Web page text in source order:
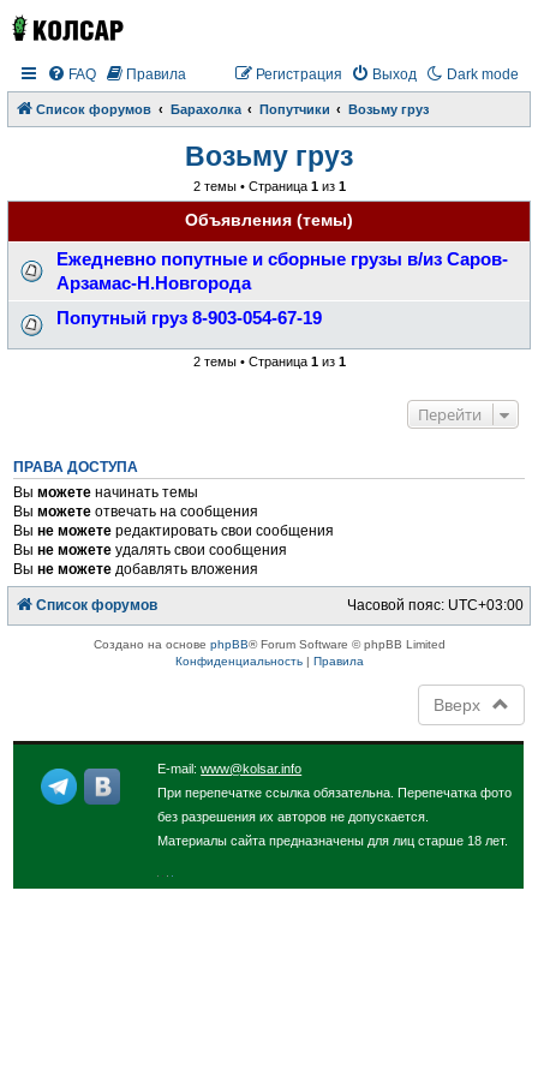
Dark mode
FAQ Правила Выход
Регистрация
Список форумов Барахолка Попутчики Возьму груз
Возьму груз
2 темы • Страница 1из 1
Объявления (темы)
Ежедневно попутные и сборные грузы в/из Саров-
Арзамас-Н.Новгорода
Попутный груз 8-903-054-67-19
2 темы • Страница 1из 1
Перейти
ПРАВА ДОСТУПА
Выможете начинать темы
Выможете отвечать на сообщения
Выне можете редактировать свои сообщения
Выне можете удалять свои сообщения
Выне можете добавлять вложения
Список форумов Часовой пояс: UTC+03:00
Создано на основе phpBB® Forum Software © phpBB Limited
Конфиденциальность| Правила
Вверх
E-mail:www@kolsar.info
При перепечатке ссылка обязательна. Перепечатка фото
без разрешения их авторов не допускается.
Материалы сайта предназначены для лиц старше 18 лет.